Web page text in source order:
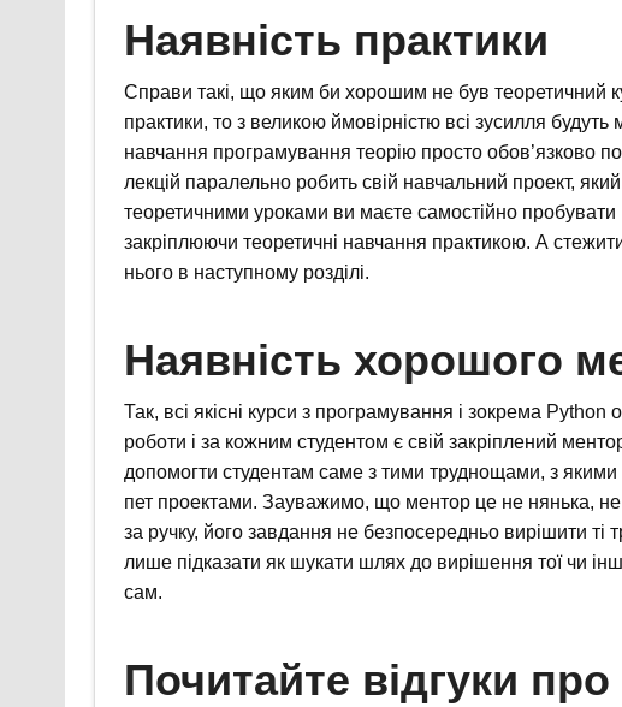
Наявність практики
Справи такі, що яким би хорошим не був теоретичний
практики, то з великою ймовірністю всі зусилля
навчання програмування теорію просто обов’язково
лекцій паралельно робить свій навчальний проект,
теоретичними уроками ви маєте самостійно пробувати
закріплюючи теоретичні навчання практикою. А
нього в наступному розділі.
Наявність хорошого
Так, всі якісні курси з програмування і зокрема
роботи і за кожним студентом є свій закріплений
допомогти студентам саме з тими труднощами, з якими
пет проектами. Зауважимо, що ментор це не нянька, не
за ручку, його завдання не безпосередньо вирішити ті
лише підказати як шукати шлях до вирішення тої чи
сам.
Почитайте відгуки